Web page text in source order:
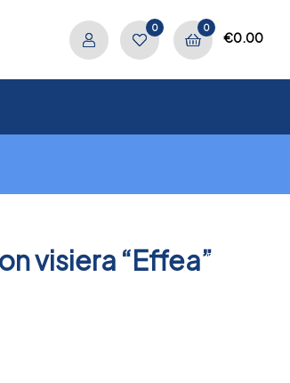
0 0
€0.00
PREV
visiera “Effea”